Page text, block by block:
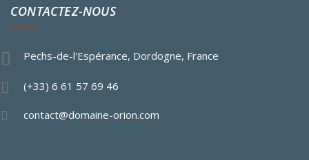
CONTACTEZ-NOUS
Pechs-de-l'Espérance, Dordogne, France
(+33) 6 61 57 69 46
contact@domaine-orion.com